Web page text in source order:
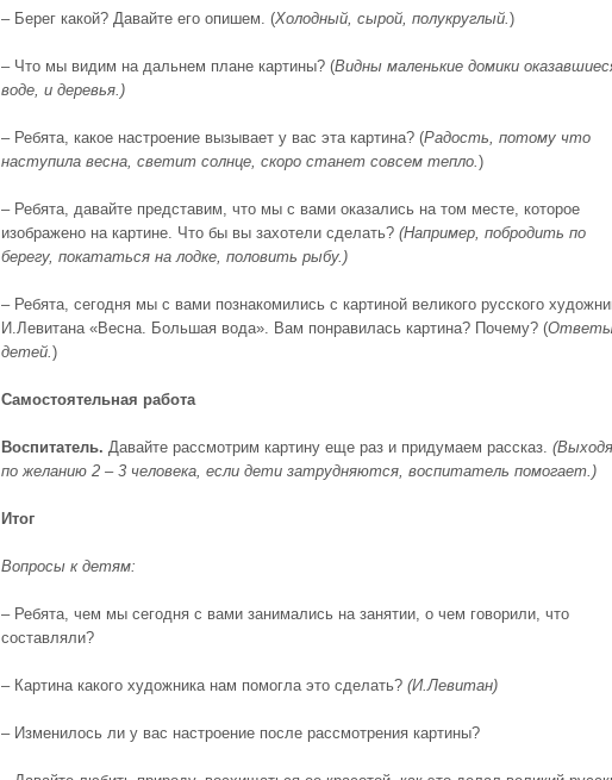
– Берег какой? Давайте его опишем. (Холодный, сырой, полукруглый.)
– Что мы видим на дальнем плане картины? (Видны маленькие домики
воде, и деревья.)
– Ребята, какое настроение вызывает у вас эта картина? (Радость, потому что
наступила весна, светит солнце, скоро станет совсем тепло.)
– Ребята, давайте представим, что мы с вами оказались на том месте, которое
изображено на картине. Что бы вы захотели сделать? (Например, побродить по
берегу, покататься на лодке, половить рыбу.)
– Ребята, сегодня мы с вами познакомились с картиной великого русского
И.Левитана «Весна. Большая вода». Вам понравилась картина? Почему? (
детей.)
Самостоятельная работа
Воспитатель. Давайте рассмотрим картину еще раз и придумаем рассказ.
по желанию 2 – 3 человека, если дети затрудняются, воспитатель помогает.)
Итог
Вопросы к детям:
– Ребята, чем мы сегодня с вами занимались на занятии, о чем говорили, что
составляли?
– Картина какого художника нам помогла это сделать? (И.Левитан)
– Изменилось ли у вас настроение после рассмотрения картины?